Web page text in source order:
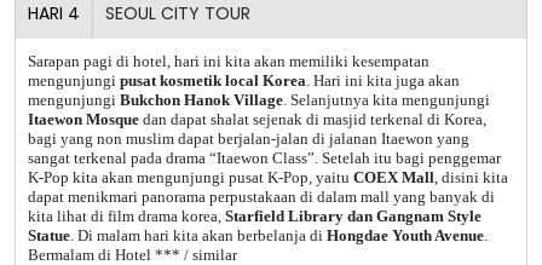
HARI 4 SEOUL CITY TOUR
Sarapan pagi di hotel, hari ini kita akan memiliki kesempatan
mengunjungi pusat kosmetik local Korea . Hari ini kita juga akan
mengunjungi Bukchon Hanok Village . Selanjutnya kita mengunjungi
Itaewon Mosque dan dapat shalat sejenak di masjid terkenal di Korea,
bagi yang non muslim dapat berjalan-jalan di jalanan Itaewon yang
sangat terkenal pada drama “Itaewon Class”. Setelah itu bagi penggemar
K-Pop kita akan mengunjungi pusat K-Pop, yaitu COEX Mall , disini kita
dapat menikmari panorama perpustakaan di dalam mall yang banyak di
kita lihat di film drama korea, Starfield Library dan Gangnam Style
Statue . Di malam hari kita akan berbelanja di Hongdae Youth Avenue
Bermalam di Hotel *** / similar